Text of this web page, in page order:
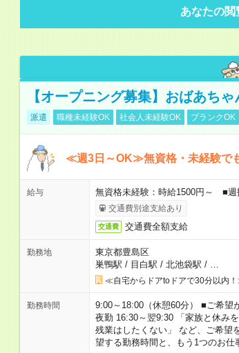
あなたの閲
【オープニング募集】おばあち
派遣 職種未経験OK 社会人未経験OK ブランクOK
≪週3日～OK≫無資格・未経験で
給与 無資格未経験：時給1500円～ ■
交通費別途支給あり
交通費 交通費全額支給
勤務地
東京都豊島区
巣鴨駅 / 目白駅 / 北池袋駅 /
≪自宅からドアtoドアで30分以内
勤務時間
9:00～18:00（休憩60分） ■ご希望
夜勤 16:30～翌9:30 「家族と休み
残業はしたくない」 など、ご希望
望する勤務時間と、もう1つのお仕